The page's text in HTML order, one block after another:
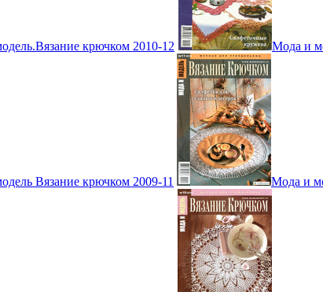
крючком 2010-12 Мода и
Вязание крючком 2009-11 Мода и